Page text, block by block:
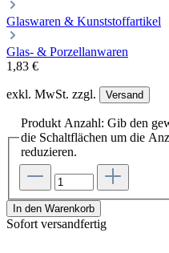
Glaswaren & Kunststoffartikel
Glas- & Porzellanwaren
1,83 €
exkl. MwSt. zzgl. Versand
Produkt Anzahl: Gib den
die Schaltflächen um die
reduzieren.
In den Warenkorb
Sofort versandfertig